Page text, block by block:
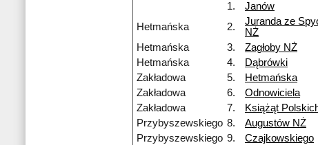
1.
Janów
Hetmańska
2.
Juranda ze
NŻ
Hetmańska 3. Zagłoby NŻ
Hetmańska
4. Dąbrówki
Zakładowa
5. Hetmańska
Zakładowa
6. Odnowiciela
Zakładowa
7. Książąt
Przybyszewskiego 8. Augustów NŻ
Przybyszewskiego 9. Czajkowskiego